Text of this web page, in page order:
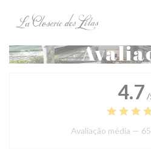
4.7 /
Avaliação média —